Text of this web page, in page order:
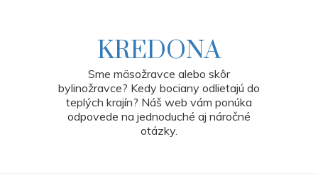
KREDONA
Sme mäsožravce alebo skôr
bylinožravce? Kedy bociany odlietajú do
teplých krajín? Náš web vám ponúka
odpovede na jednoduché aj náročné
otázky.